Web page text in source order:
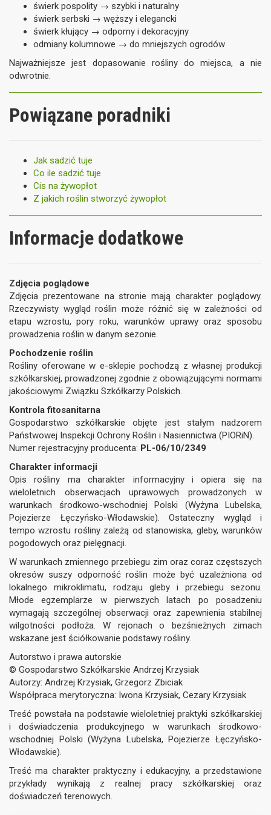
świerk pospolity → szybki i naturalny
świerk serbski → węższy i elegancki
świerk kłujący → odporny i dekoracyjny
odmiany kolumnowe → do mniejszych ogrodów
Najważniejsze jest dopasowanie rośliny do miejsca, a nie
odwrotnie.
Powiązane poradniki
Jak sadzić tuje
Co ile sadzić tuje
Cis na żywopłot
Z jakich roślin stworzyć żywopłot
Informacje dodatkowe
Zdjęcia poglądowe
Zdjęcia prezentowane na stronie mają charakter poglądowy.
Rzeczywisty wygląd roślin może różnić się w zależności od
etapu wzrostu, pory roku, warunków uprawy oraz sposobu
prowadzenia roślin w danym sezonie.
Pochodzenie roślin
Rośliny oferowane w e-sklepie pochodzą z własnej produkcji
szkółkarskiej, prowadzonej zgodnie z obowiązującymi normami
jakościowymi Związku Szkółkarzy Polskich.
Kontrola fitosanitarna
Gospodarstwo szkółkarskie objęte jest stałym nadzorem
Państwowej Inspekcji Ochrony Roślin i Nasiennictwa (PIORiN).
Numer rejestracyjny producenta: PL-06/10/2349
Charakter informacji
Opis rośliny ma charakter informacyjny i opiera się na
wieloletnich obserwacjach uprawowych prowadzonych w
warunkach środkowo-wschodniej Polski (Wyżyna Lubelska,
Pojezierze Łęczyńsko-Włodawskie). Ostateczny wygląd i
tempo wzrostu rośliny zależą od stanowiska, gleby, warunków
pogodowych oraz pielęgnacji.
W warunkach zmiennego przebiegu zim oraz coraz częstszych
okresów suszy odporność roślin może być uzależniona od
lokalnego mikroklimatu, rodzaju gleby i przebiegu sezonu.
Młode egzemplarze w pierwszych latach po posadzeniu
wymagają szczególnej obserwacji oraz zapewnienia stabilnej
wilgotności podłoża. W rejonach o bezśnieżnych zimach
wskazane jest ściółkowanie podstawy rośliny.
Autorstwo i prawa autorskie
© Gospodarstwo Szkółkarskie Andrzej Krzysiak
Autorzy: Andrzej Krzysiak, Grzegorz Zbiciak
Współpraca merytoryczna: Iwona Krzysiak, Cezary Krzysiak
Treść powstała na podstawie wieloletniej praktyki szkółkarskiej
i doświadczenia produkcyjnego w warunkach środkowo-
wschodniej Polski (Wyżyna Lubelska, Pojezierze Łęczyńsko-
Włodawskie).
Treść ma charakter praktyczny i edukacyjny, a przedstawione
przykłady wynikają z realnej pracy szkółkarskiej oraz
doświadczeń terenowych.